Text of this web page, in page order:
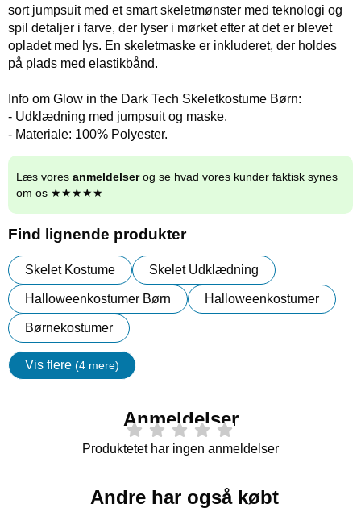
sort jumpsuit med et smart skeletmønster med teknologi og
spil detaljer i farve, der lyser i mørket efter at det er blevet
opladet med lys. En skeletmaske er inkluderet, der holdes
på plads med elastikbånd.
Info om Glow in the Dark Tech Skeletkostume Børn:
- Udklædning med jumpsuit og maske.
- Materiale: 100% Polyester.
Læs vores anmeldelserog se hvad vores kunder faktisk synes
om os ★★★★★
Find lignende produkter
Skelet Kostume Skelet Udklædning
Halloweenkostumer Børn Halloweenkostumer
Børnekostumer
Vis flere (4 mere)
Egenskaper
Anmeldelser
Produktetet har ingen anmeldelser
Andre har også købt